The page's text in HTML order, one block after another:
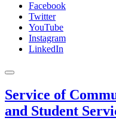
Facebook
Twitter
YouTube
Instagram
LinkedIn
Service of
and Student